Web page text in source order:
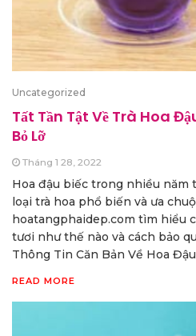
Uncategorized
Tất Tần Tật Về Trà Hoa
Bỏ Lỡ
Tháng 1 28, 2022
Hoa đậu biếc trong nhiều năm
loại trà hoa phổ biến và ưa
hoatangphaidep.com tìm hiểu
tươi như thế nào và cách bảo
Thông Tin Căn Bản Về Hoa
READ MORE